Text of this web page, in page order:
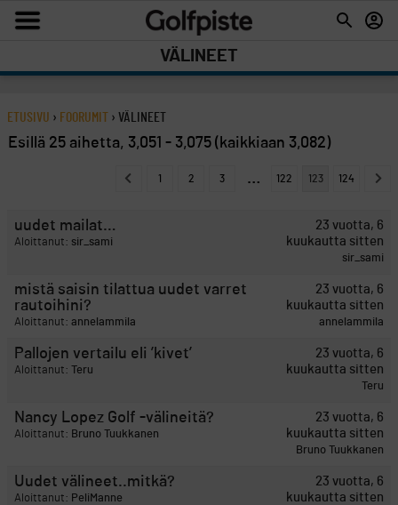
VÄLINEET
ETUSIVU › FOORUMIT › VÄLINEET
Esillä 25 aihetta, 3,051 - 3,075 (kaikkiaan 3,082)
1 2 3 … 122 123 124
uudet mailat…
Aloittanut: sir_sami
23 vuotta, 6
kuukautta sitten
sir_sami
mistä saisin tilattua uudet varret
rautoihini?
Aloittanut: annelammila
23 vuotta, 6
kuukautta sitten
annelammila
Pallojen vertailu eli ’kivet’
Aloittanut: Teru
23 vuotta, 6
kuukautta sitten
Teru
Nancy Lopez Golf -välineitä?
Aloittanut: Bruno Tuukkanen
23 vuotta, 6
kuukautta sitten
Bruno Tuukkanen
Uudet välineet..mitkä?
Aloittanut: PeliManne
23 vuotta, 6
kuukautta sitten